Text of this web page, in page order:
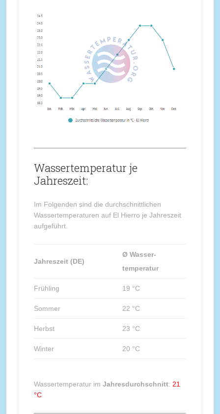
Wassertemperatur je
Jahreszeit:
Im Folgenden sind die durchschnittlichen
Wassertemperaturen auf El Hierro je Jahreszeit
aufgeführt.
Jahreszeit (DE)
Ø Wasser-
temperatur
Frühling 19 °C
Sommer 22 °C
Herbst 23 °C
Winter 20 °C
Wassertemperatur im Jahresdurchschnitt: 21
°C